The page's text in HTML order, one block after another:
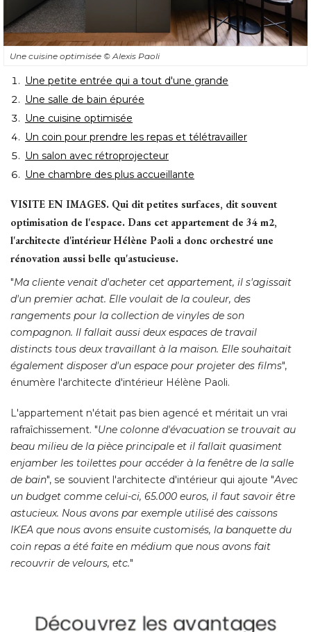
Une cuisine optimisée © Alexis Paoli
Une petite entrée qui a tout d'une grande
Une salle de bain épurée
Une cuisine optimisée
Un coin pour prendre les repas et télétravailler
Un salon avec rétroprojecteur
Une chambre des plus accueillante
VISITE EN IMAGES. Qui dit petites surfaces, dit souvent
optimisation de l'espace. Dans cet appartement de 34 m2,
l'architecte d'intérieur Hélène Paoli a donc orchestré une
rénovation aussi belle qu'astucieuse.
"Ma cliente venait d'acheter cet appartement, il s'agissait
d'un premier achat. Elle voulait de la couleur, des
rangements pour la collection de vinyles de son
compagnon. Il fallait aussi deux espaces de travail
distincts tous deux travaillant à la maison. Elle souhaitait
également disposer d'un espace pour projeter des films",
énumère l'architecte d'intérieur Hélène Paoli.
L'appartement n'était pas bien agencé et méritait un vrai
rafraîchissement. "Une colonne d'évacuation se trouvait au
beau milieu de la pièce principale et il fallait quasiment
enjamber les toilettes pour accéder à la fenêtre de la salle
de bain", se souvient l'architecte d'intérieur qui ajoute "Avec
un budget comme celui-ci, 65.000 euros, il faut savoir être
astucieux. Nous avons par exemple utilisé des caissons
IKEA que nous avons ensuite customisés, la banquette du
coin repas a été faite en médium que nous avons fait
recouvrir de velours, etc."